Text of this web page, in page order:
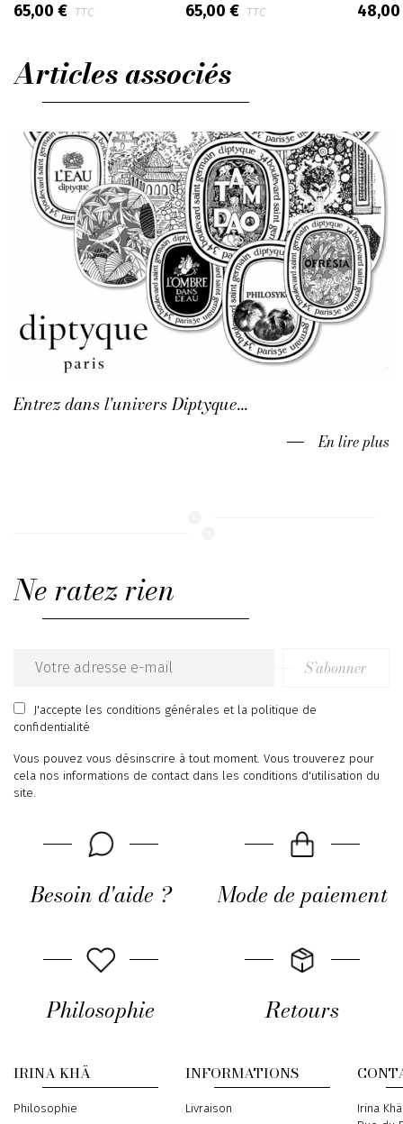
65,00 € TTC 65,00 € TTC
Articles associés
Entrez dans l'univers Diptyque...
En lire plus
Ne ratez rien
Email
address
S’abonner
J'accepte les conditions générales et la politique de
confidentialité
Vous pouvez vous désinscrire à tout moment. Vous trouverez pour
cela nos informations de contact dans les conditions d'utilisation du
site.
Besoin d'aide ? Mode de paiement
Philosophie Retours
IRINA KHÄ
Philosophie
INFORMATIONS
Livraison Address
Irina Khä